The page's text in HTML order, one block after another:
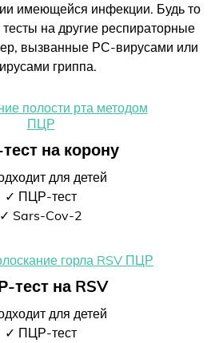
имеющейся инфекции. Будь то
на другие респираторные
вызванные РС-вирусами или
гриппа.
на корону
для детей
✓ ПЦР-тест
✓ Sars-Cov-2
тест на RSV
для детей
✓ ПЦР-тест